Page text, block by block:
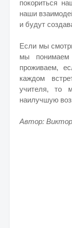
покориться
наши
и будут
Если мы
мы
проживаем,
каждом
учителя, то
наилучшую
Автор: